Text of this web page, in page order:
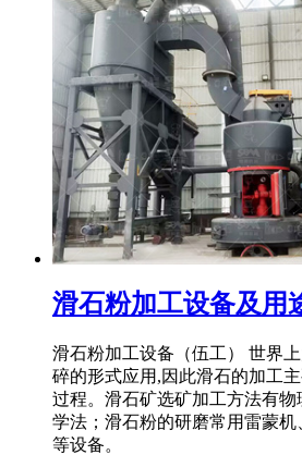
滑石粉加工设备及用
滑石粉加工设备（伍工） 世界
碎的形式应用,因此滑石的加工
过程。滑石矿选矿加工方法有
学法；滑石粉的研磨常用雷蒙
等设备。